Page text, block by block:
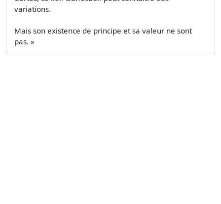
variations.
Mais son existence de principe et sa valeur ne sont
pas. »